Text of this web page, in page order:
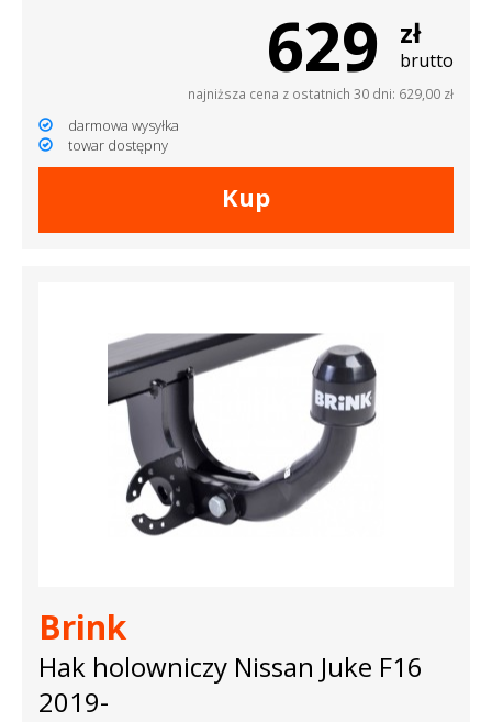
629 zł
brutto
najniższa cena z ostatnich 30 dni: 629,00 zł
darmowa wysyłka
towar dostępny
Kup
Brink
Hak holowniczy Nissan Juke F16
2019-